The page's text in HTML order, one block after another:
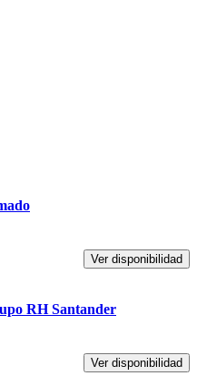
Ver disponibilidad
RH Santander
Ver disponibilidad